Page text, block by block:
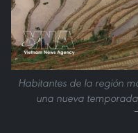
Habitantes de la región
una nueva